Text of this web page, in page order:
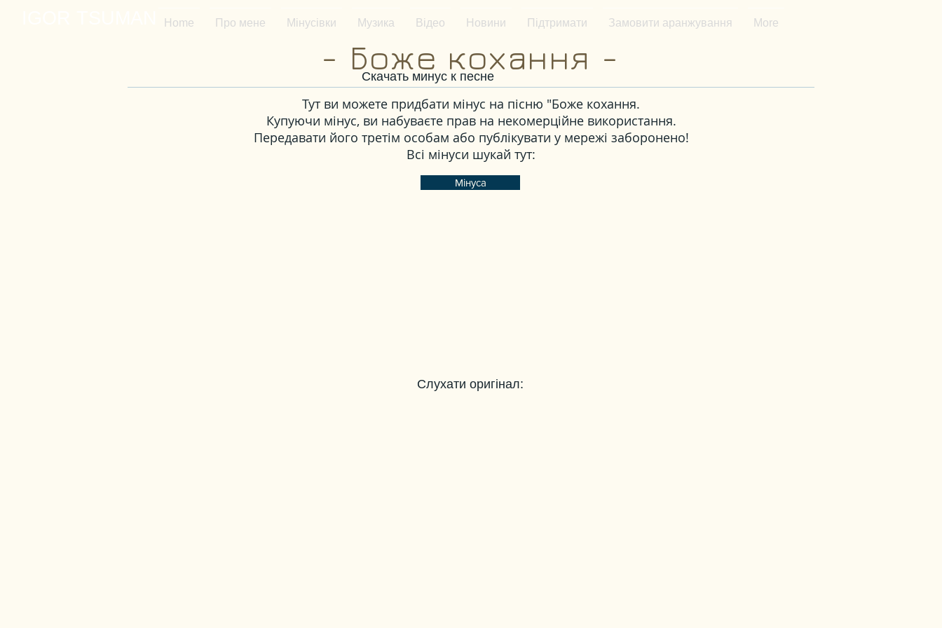
Home Про мене Мінусівки Музика Відео Новини Підтримати Замовити аранжування More
- Боже кохання -
Скачать минус к песне
Тут ви можете придбати мінус на пісню "Боже кохання.
Купуючи мінус, ви набуваєте прав на некомерційне використання.
Передавати його третім особам або публікувати у мережі заборонено!
Всі мінуси шукай тут:
Мінуса
Слухати оригінал: